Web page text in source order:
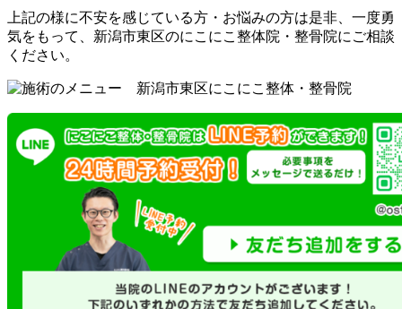
上記の様に不安を感じている方・お悩みの方は是非、一度勇
気をもって、新潟市東区のにこにこ整体院・整骨院にご相談
ください。